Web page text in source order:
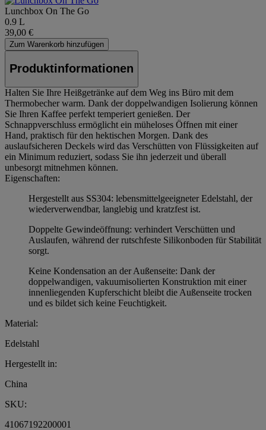
Lunchbox On The Go
0.9 L
39,00 €
Zum Warenkorb hinzufügen
Produktinformationen
Halten Sie Ihre Heißgetränke auf dem Weg ins Büro mit dem
Thermobecher warm. Dank der doppelwandigen Isolierung können
Sie Ihren Kaffee perfekt temperiert genießen. Der
Schnappverschluss ermöglicht ein müheloses Öffnen mit einer
Hand, praktisch für den hektischen Morgen. Dank des
auslaufsicheren Deckels wird das Verschütten von Flüssigkeiten auf
ein Minimum reduziert, sodass Sie ihn jederzeit und überall
unbesorgt mitnehmen können.
Eigenschaften:
Hergestellt aus SS304: lebensmittelgeeigneter Edelstahl, der
wiederverwendbar, langlebig und kratzfest ist.
Doppelte Gewindeöffnung: verhindert Verschütten und
Auslaufen, während der rutschfeste Silikonboden für Stabilität
sorgt.
Keine Kondensation an der Außenseite: Dank der
doppelwandigen, vakuumisolierten Konstruktion mit einer
innenliegenden Kupferschicht bleibt die Außenseite trocken
und es bildet sich keine Feuchtigkeit.
Material:
Edelstahl
Hergestellt in:
China
SKU:
41067192200001